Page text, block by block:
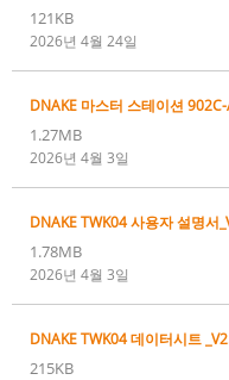
121KB
2026년 4월 24일
DNAKE 마스터 스테이션
1.27MB
2026년 4월 3일
DNAKE TWK04 사용자 설명서
1.78MB
2026년 4월 3일
DNAKE TWK04 데이터시트
215KB